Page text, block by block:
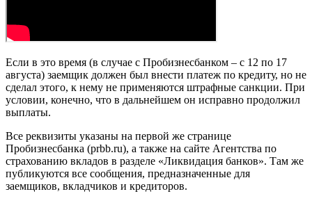
Если в это время (в случае с Пробизнесбанком – с 12 по 17
августа) заемщик должен был внести платеж по кредиту, но не
сделал этого, к нему не применяются штрафные санкции. При
условии, конечно, что в дальнейшем он исправно продолжил
выплаты.
Все реквизиты указаны на первой же странице
Пробизнесбанка (prbb.ru), а также на сайте Агентства по
страхованию вкладов в разделе «Ликвидация банков». Там же
публикуются все сообщения, предназначенные для
заемщиков, вкладчиков и кредиторов.